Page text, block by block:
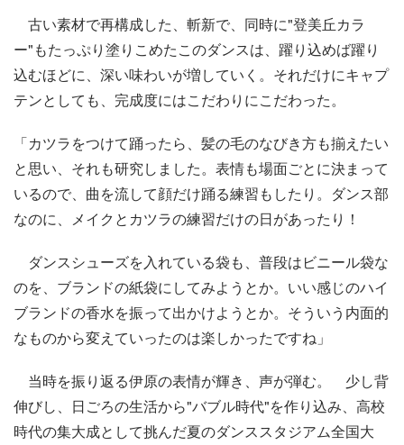
古い素材で再構成した、斬新で、同時に"登美丘カラ
ー"もたっぷり塗りこめたこのダンスは、躍り込めば躍り
込むほどに、深い味わいが増していく。それだけにキャプ
テンとしても、完成度にはこだわりにこだわった。
「カツラをつけて踊ったら、髪の毛のなびき方も揃えたい
と思い、それも研究しました。表情も場面ごとに決まって
いるので、曲を流して顔だけ踊る練習もしたり。ダンス部
なのに、メイクとカツラの練習だけの日があったり！
ダンスシューズを入れている袋も、普段はビニール袋な
のを、ブランドの紙袋にしてみようとか。いい感じのハイ
ブランドの香水を振って出かけようとか。そういう内面的
なものから変えていったのは楽しかったですね」
当時を振り返る伊原の表情が輝き、声が弾む。 少し背
伸びし、日ごろの生活から"バブル時代"を作り込み、高校
時代の集大成として挑んだ夏のダンススタジアム全国大